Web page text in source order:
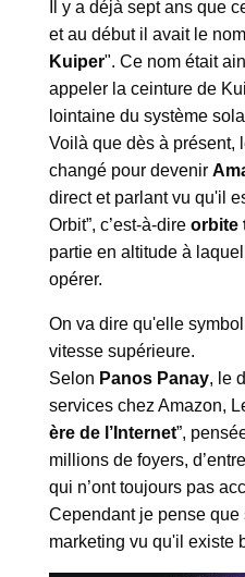
Il y a déjà sept ans que
et au début il avait le
Kuiper". Ce nom était
appeler la ceinture de
lointaine du système
Voilà que dès à présent,
changé pour devenir
direct et parlant vu qu'il
Orbit”, c’est-à-dire orbite
partie en altitude à
opérer.
On va dire qu'elle
vitesse supérieure.
Selon Panos Panay, le
services chez Amazon,
ère de l’Internet”,
millions de foyers,
qui n’ont toujours pas
Cependant je pense que
marketing vu qu'il existe